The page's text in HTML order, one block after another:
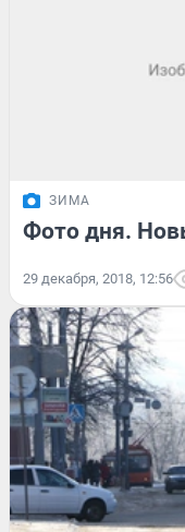
ЗИМА
Фото дня.
29 декабря, 2018, 12:56